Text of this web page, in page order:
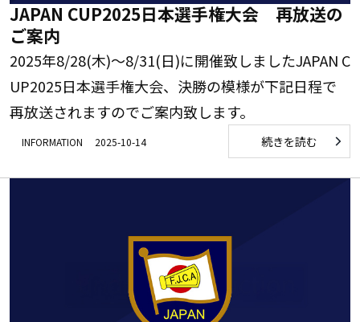
JAPAN CUP2025日本選手権大会 再放送の
ご案内
2025年8/28(木)～8/31(日)に開催致しましたJAPAN C
UP2025日本選手権大会、決勝の模様が下記日程で
再放送されますのでご案内致します。
INFORMATION 2025-10-14 続きを読む